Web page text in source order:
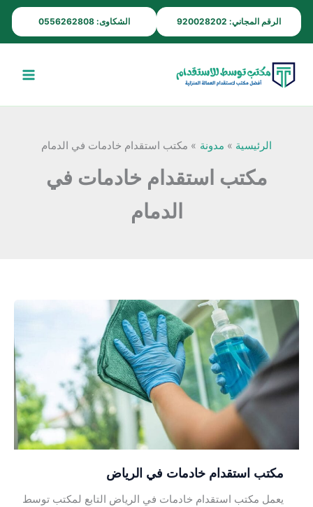
الرقم المجاني: 920028202 الشكاوى: 0556262808
تخطي
إلى
المحتوى
الرئيسية مدونة مكتب استقدام خادمات في الدمام
مكتب استقدام خادمات في
الدمام
مكتب استقدام خادمات في الرياض
يعمل مكتب استقدام خادمات في الرياض التابع لمكتب توسط
مكتب
استقدام
خادمات
في
الرياض